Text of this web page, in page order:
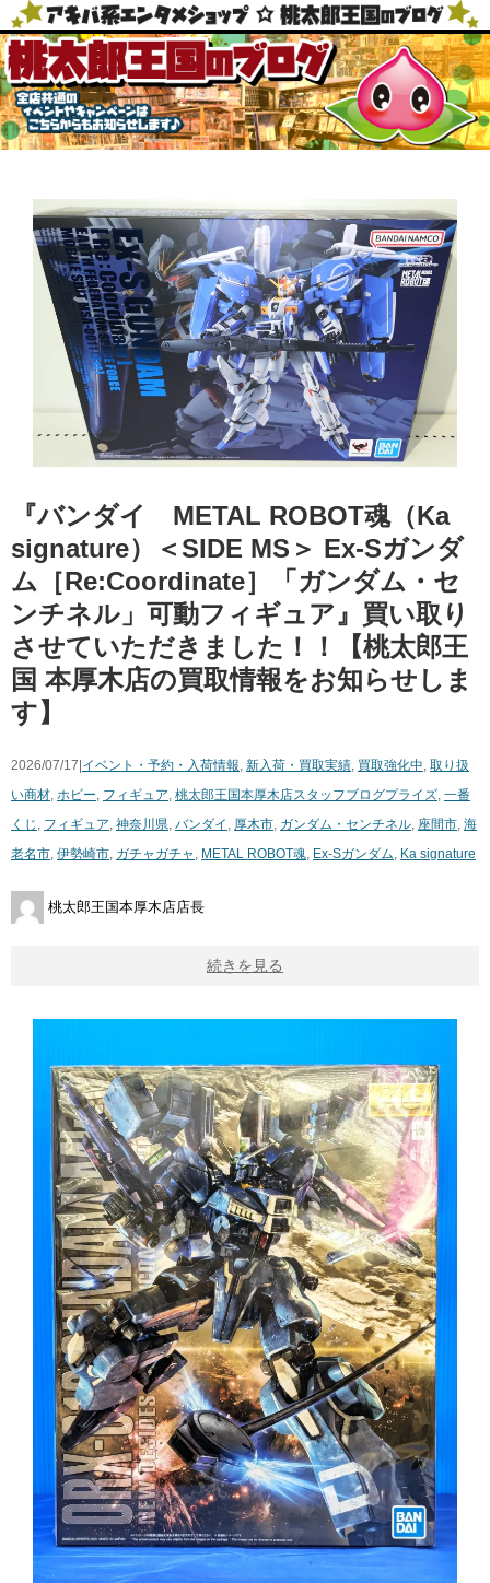
『バンダイ METAL ROBOT魂（Ka
signature）＜SIDE MS＞ Ex-Sガンダ
ム［Re:Coordinate］「ガンダム・セ
ンチネル」可動フィギュア』買い取り
させていただきました！！【桃太郎王
国 本厚木店の買取情報をお知らせしま
す】
2026/07/17| イベント・予約・入荷情報, 新入荷・買取実績, 買取強化中, 取り扱
い商材, ホビー, フィギュア, 桃太郎王国本厚木店スタッフブログプライズ, 一番
くじ , フィギュア, 神奈川県, バンダイ , 厚木市, ガンダム・センチネル, 座間市, 海
老名市, 伊勢崎市, ガチャガチャ , METAL ROBOT魂, Ex-Sガンダム, Ka signature
桃太郎王国本厚木店店長
続きを見る